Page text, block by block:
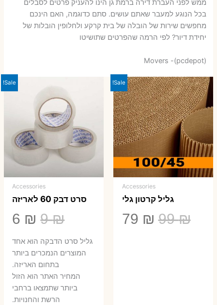
ממש לפני העברת דירה ברמת גן הינו להעניק פרטים לסבלים
בכל הנוגע למעבר שאתם עושים. סתם כדוגמה, האם הינכם
מחפשים שירות של הובלה של בית קרקע ולחלופין הובלות של
יחידת דיור? לפי הרמה שהפרטים שתושיטו
Movers -(pcdepot)
Sale!
Accessories
גליל קרטון גלי
99₪
המחיר
79 ₪
הנוכחי
Sale!
Accessories
סרט דבק 60 לאריזה
9₪
היה:
9 ₪.
6 ₪
6 ₪.
גליל סרט הדבקה הוא אחד
המוצרים הנמכרים ביותר
בתחום האריזה.
המחיר האתר הוא הזול
ביותר שתמצאו ברחבי
הרשת והחנויות.